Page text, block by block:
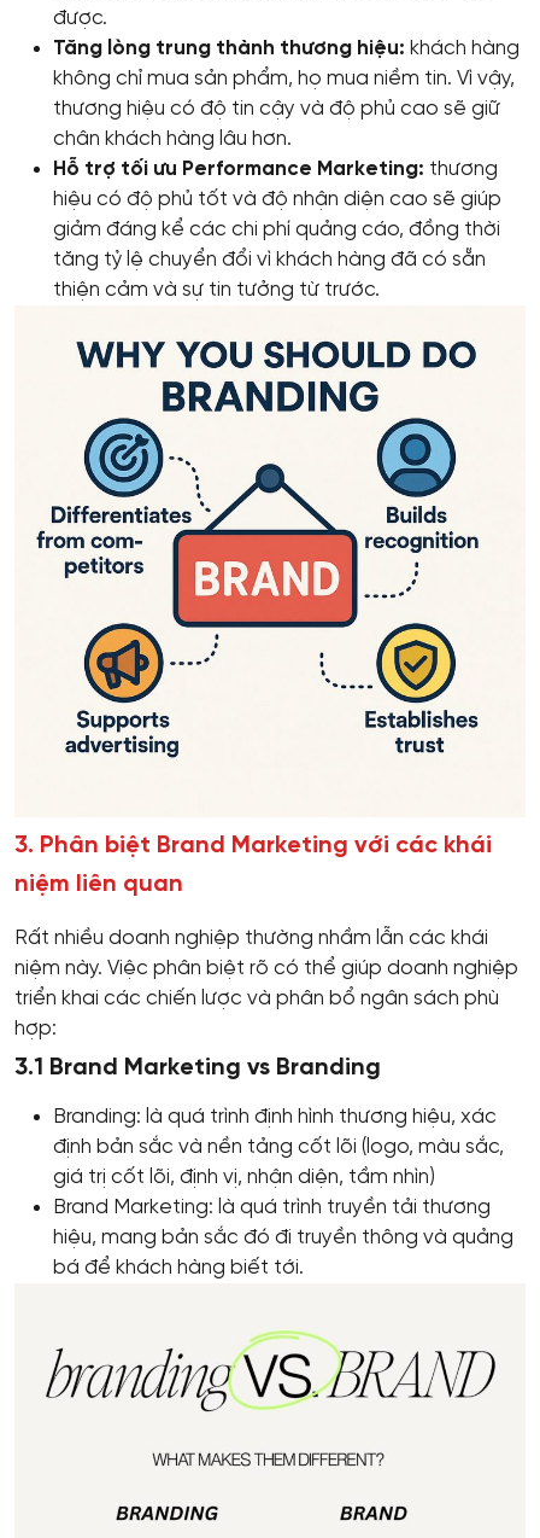
được.
Tăng lòng trung thành thương hiệu: khách hàng
không chỉ mua sản phẩm, họ mua niềm tin. Vì vậy,
thương hiệu có độ tin cậy và độ phủ cao sẽ giữ
chân khách hàng lâu hơn.
Hỗ trợ tối ưu Performance Marketing: thương
hiệu có độ phủ tốt và độ nhận diện cao sẽ giúp
giảm đáng kể các chi phí quảng cáo, đồng thời
tăng tỷ lệ chuyển đổi vì khách hàng đã có sẵn
thiện cảm và sự tin tưởng từ trước.
3. Phân biệt Brand Marketing với các khái
niệm liên quan
Rất nhiều doanh nghiệp thường nhầm lẫn các khái
niệm này. Việc phân biệt rõ có thể giúp doanh nghiệp
triển khai các chiến lược và phân bổ ngân sách phù
hợp:
3.1 Brand Marketing vs Branding
Branding: là quá trình định hình thương hiệu, xác
định bản sắc và nền tảng cốt lõi (logo, màu sắc,
giá trị cốt lõi, định vị, nhận diện, tầm nhìn)
Brand Marketing: là quá trình truyền tải thương
hiệu, mang bản sắc đó đi truyền thông và quảng
bá để khách hàng biết tới.